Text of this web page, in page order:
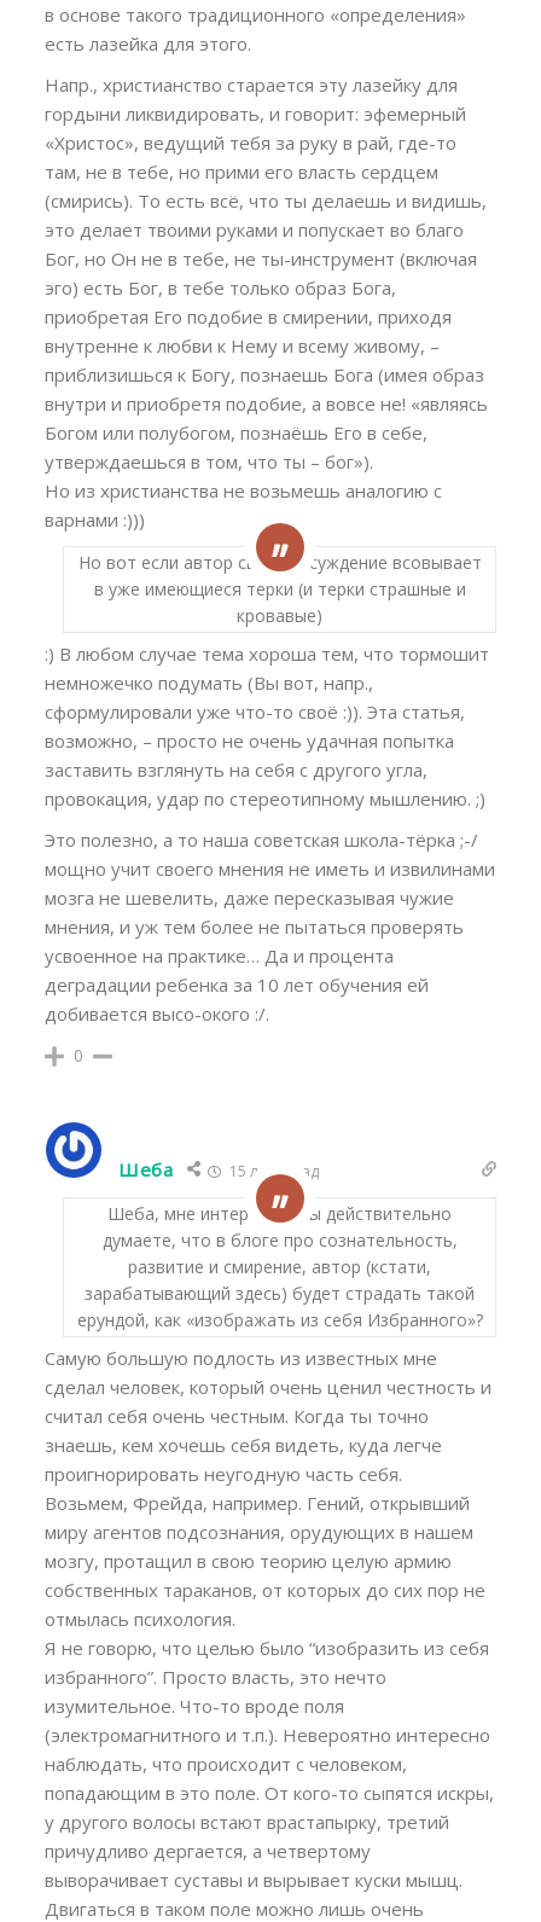
в основе такого традиционного «определения»
есть лазейка для этого.
Напр., христианство старается эту лазейку для
гордыни ликвидировать, и говорит: эфемерный
«Христос», ведущий тебя за руку в рай, где-то
там, не в тебе, но прими его власть сердцем
(смирись). То есть всё, что ты делаешь и видишь,
это делает твоими руками и попускает во благо
Бог, но Он не в тебе, не ты-инструмент (включая
эго) есть Бог, в тебе только образ Бога,
приобретая Его подобие в смирении, приходя
внутренне к любви к Нему и всему живому, –
приблизишься к Богу, познаешь Бога (имея образ
внутри и приобретя подобие, а вовсе не! «являясь
Богом или полубогом, познаёшь Его в себе,
утверждаешься в том, что ты – бог»).
Но из христианства не возьмешь аналогию с
варнами :)))
Но вот если автор свое рассуждение всовывает
в уже имеющиеся терки (и терки страшные и
кровавые)
:) В любом случае тема хороша тем, что тормошит
немножечко подумать (Вы вот, напр.,
сформулировали уже что-то своё :)). Эта статья,
возможно, – просто не очень удачная попытка
заставить взглянуть на себя с другого угла,
провокация, удар по стереотипному мышлению. ;)
Это полезно, а то наша советская школа-тёрка ;-/
мощно учит своего мнения не иметь и извилинами
мозга не шевелить, даже пересказывая чужие
мнения, и уж тем более не пытаться проверять
усвоенное на практике… Да и процента
деградации ребенка за 10 лет обучения ей
добивается высо-окого :/.
0
Шеба 15 лет назад
Шеба, мне интересно, Вы действительно
думаете, что в блоге про сознательность,
развитие и смирение, автор (кстати,
зарабатывающий здесь) будет страдать такой
ерундой, как «изображать из себя Избранного»?
Самую большую подлость из известных мне
сделал человек, который очень ценил честность и
считал себя очень честным. Когда ты точно
знаешь, кем хочешь себя видеть, куда легче
проигнорировать неугодную часть себя.
Возьмем, Фрейда, например. Гений, открывший
миру агентов подсознания, орудующих в нашем
мозгу, протащил в свою теорию целую армию
собственных тараканов, от которых до сих пор не
отмылась психология.
Я не говорю, что целью было “изобразить из себя
избранного”. Просто власть, это нечто
изумительное. Что-то вроде поля
(электромагнитного и т.п.). Невероятно интересно
наблюдать, что происходит с человеком,
попадающим в это поле. От кого-то сыпятся искры,
у другого волосы встают врастапырку, третий
причудливо дергается, а четвертому
выворачивает суставы и вырывает куски мышц.
Двигаться в таком поле можно лишь очень